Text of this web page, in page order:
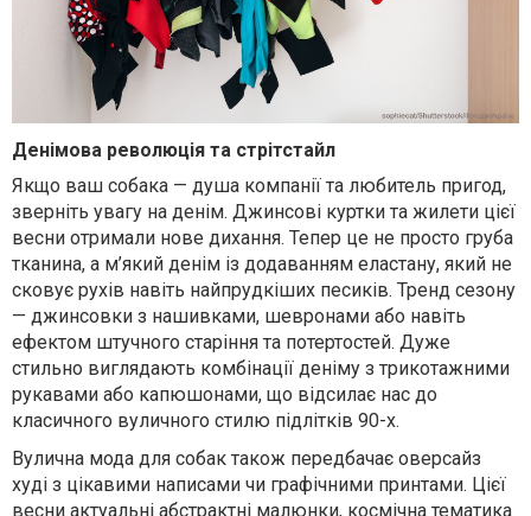
Денімова революція та стрітстайл
Якщо ваш собака — душа компанії та любитель пригод,
зверніть увагу на денім. Джинсові куртки та жилети цієї
весни отримали нове дихання. Тепер це не просто груба
тканина, а м’який денім із додаванням еластану, який не
сковує рухів навіть найпрудкіших песиків. Тренд сезону
— джинсовки з нашивками, шевронами або навіть
ефектом штучного старіння та потертостей. Дуже
стильно виглядають комбінації деніму з трикотажними
рукавами або капюшонами, що відсилає нас до
класичного вуличного стилю підлітків 90-х.
Вулична мода для собак також передбачає оверсайз
худі з цікавими написами чи графічними принтами. Цієї
весни актуальні абстрактні малюнки, космічна тематика